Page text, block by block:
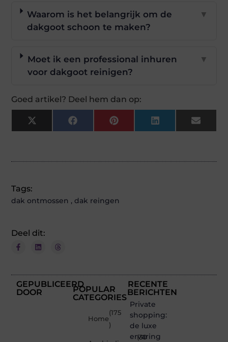
Waarom is het belangrijk om de
dakgoot schoon te maken?
▼
Moet ik een professional inhuren
voor dakgoot reinigen?
▼
Goed artikel? Deel hem dan op:
X
(Twitter)
FacebookPinterestLinkedInEmail
Tags:
dak ontmossen ,dak reingen
Deel dit:
GEPUBLICEERD
DOOR
POPULAR
CATEGORIES
Home
(175
)
(30
RECENTE
BERICHTEN
Private
shopping:
de luxe
ervaring